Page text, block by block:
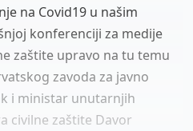
na Covid19 u našim
konferenciji za medije
zaštite upravo na tu temu
zavoda za javno
i ministar unutarnjih
civilne zaštite Davor